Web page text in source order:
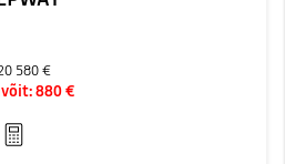
580 €
880 €